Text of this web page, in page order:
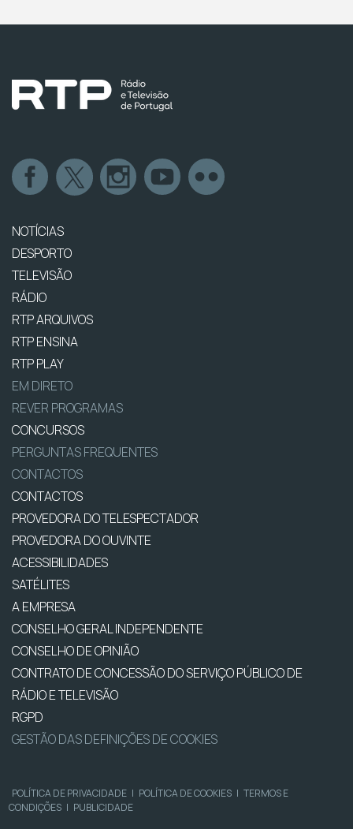
NOTÍCIAS
DESPORTO
TELEVISÃO
RÁDIO
RTP ARQUIVOS
RTP ENSINA
RTP PLAY
EM DIRETO
REVER PROGRAMAS
CONCURSOS
PERGUNTAS FREQUENTES
CONTACTOS
CONTACTOS
PROVEDORA DO TELESPECTADOR
PROVEDORA DO OUVINTE
ACESSIBILIDADES
SATÉLITES
A EMPRESA
CONSELHO GERAL INDEPENDENTE
CONSELHO DE OPINIÃO
CONTRATO DE CONCESSÃO DO SERVIÇO PÚBLICO DE
RÁDIO E TELEVISÃO
RGPD
GESTÃO DAS DEFINIÇÕES DE COOKIES
POLÍTICA DE PRIVACIDADE | POLÍTICA DE COOKIES | TERMOS E
CONDIÇÕES | PUBLICIDADE